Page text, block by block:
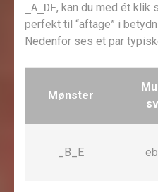
_A_DE, kan du med ét klik
perfekt til “aftage” i
Nedenfor ses et par
Mønster
_B_E